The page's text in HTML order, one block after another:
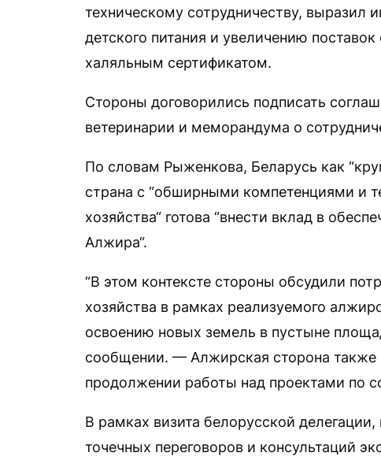
техническому сотрудничеству, выразил
детского питания и увеличению
халяльным сертификатом.
Стороны договорились подписать
ветеринарии и меморандума о
По словам Рыженкова, Беларусь как
страна с “обширными компетенциями и
хозяйства“ готова “внести вклад в
Алжира“.
“В этом контексте стороны обсудили
хозяйства в рамках реализуемого
освоению новых земель в пустыне
сообщении. — Алжирская сторона также
продолжении работы над проектами по
В рамках визита белорусской
точечных переговоров и консультаций